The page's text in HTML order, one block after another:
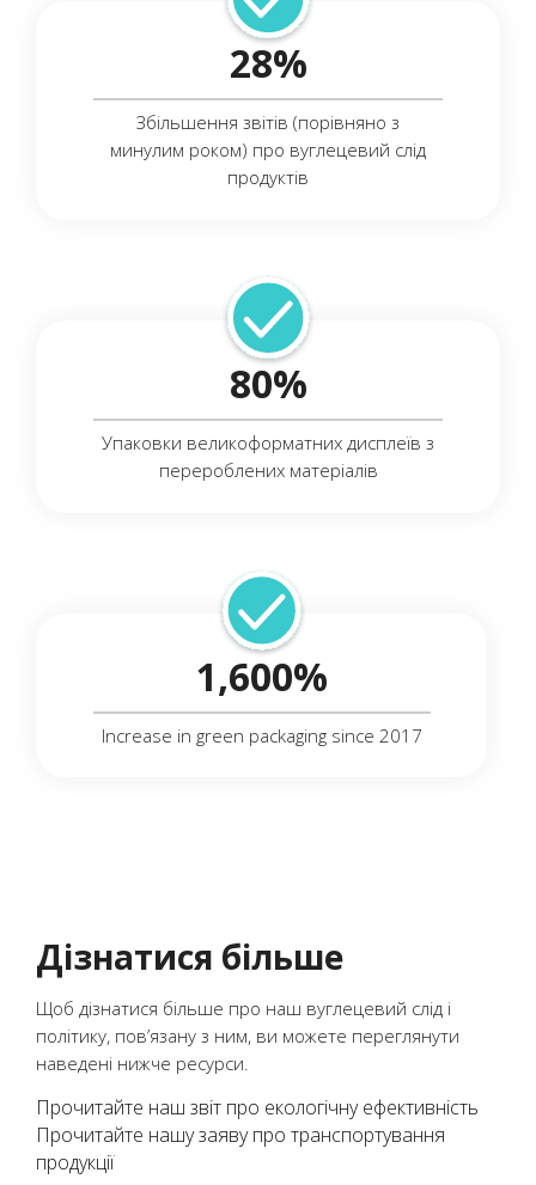
28%
Збільшення звітів (порівняно з
минулим роком) про вуглецевий слід
продуктів
80%
Упаковки великоформатних дисплеїв з
перероблених матеріалів
1,600%
Increase in green packaging since 2017
Дізнатися більше
Щоб дізнатися більше про наш вуглецевий слід і
політику, пов’язану з ним, ви можете переглянути
наведені нижче ресурси.
Прочитайте наш звіт про екологічну ефективність
Прочитайте нашу заяву про транспортування
продукції